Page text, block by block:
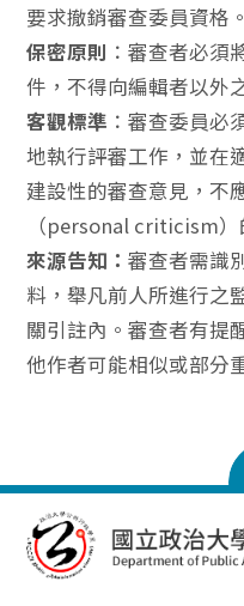
要求撤銷審查委員資格。
保密原則 ：審查者必須
件，不得向編輯者以外
客觀標準 ：審查委員必
地執行評審工作，並在
建設性的審查意見，不
（personal criticism）
來源告知：審查者需識
料，舉凡前人所進行之
關引註內。審查者有提
他作者可能相似或部分